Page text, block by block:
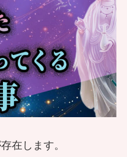
在します。